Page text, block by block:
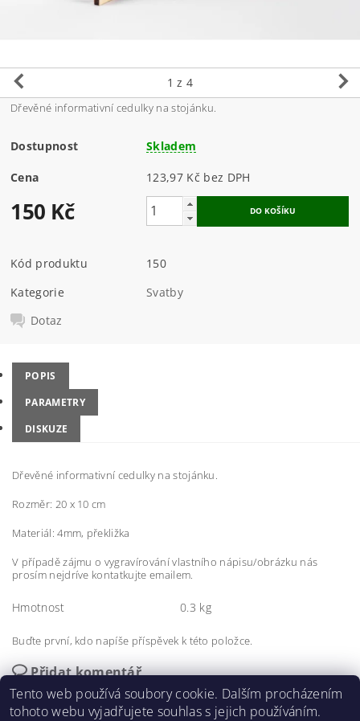
1 z 4
Dřevěné informativní cedulky na stojánku.
Dostupnost Skladem
Cena 123,97 Kč bez DPH
150 Kč
Kód produktu
150
Kategorie
Svatby
Dotaz
POPIS
PARAMETRY
DISKUZE
Dřevěné informativní cedulky na stojánku.
Rozměr: 20 x 10 cm
Materiál: 4mm, překližka
V případě zájmu o vygravírování vlastního nápisu/obrázku nás
prosím nejdríve kontatkujte emailem.
Hmotnost 0.3 kg
Buďte první, kdo napíše příspěvek k této položce.
Přidat komentář
Tento web používá soubory cookie. Dalším procházením
tohoto webu vyjadřujete souhlas s jejich používáním.